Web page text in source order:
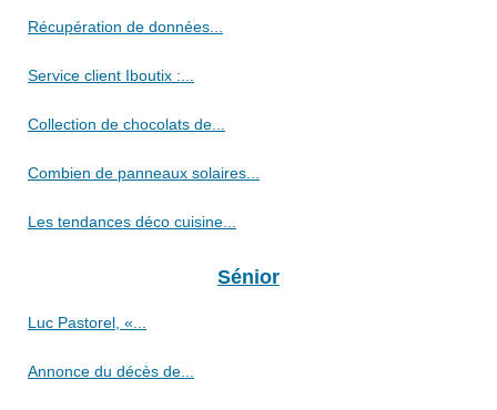
Récupération de données...
Service client Iboutix :...
Collection de chocolats de...
Combien de panneaux solaires...
Les tendances déco cuisine...
Sénior
Luc Pastorel, «...
Annonce du décès de...